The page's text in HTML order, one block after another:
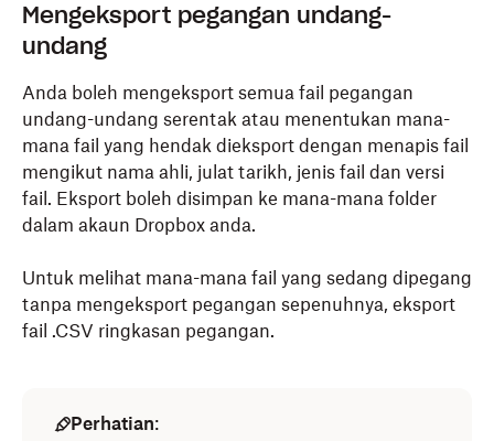
Mengeksport pegangan undang-
undang
Anda boleh mengeksport semua fail pegangan
undang-undang serentak atau menentukan mana-
mana fail yang hendak dieksport dengan menapis fail
mengikut nama ahli, julat tarikh, jenis fail dan versi
fail. Eksport boleh disimpan ke mana-mana folder
dalam akaun Dropbox anda.
Untuk melihat mana-mana fail yang sedang dipegang
tanpa mengeksport pegangan sepenuhnya, eksport
fail .CSV ringkasan pegangan.
Perhatian: